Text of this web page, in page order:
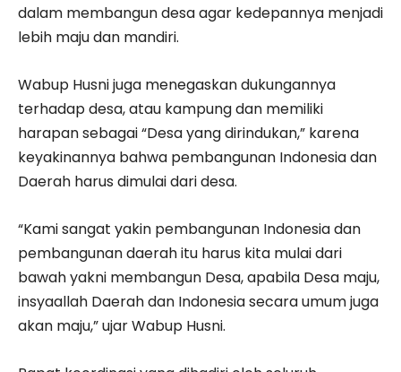
dalam membangun desa agar kedepannya menjadi
lebih maju dan mandiri.
Wabup Husni juga menegaskan dukungannya
terhadap desa, atau kampung dan memiliki
harapan sebagai “Desa yang dirindukan,” karena
keyakinannya bahwa pembangunan Indonesia dan
Daerah harus dimulai dari desa.
“Kami sangat yakin pembangunan Indonesia dan
pembangunan daerah itu harus kita mulai dari
bawah yakni membangun Desa, apabila Desa maju,
insyaallah Daerah dan Indonesia secara umum juga
akan maju,” ujar Wabup Husni.